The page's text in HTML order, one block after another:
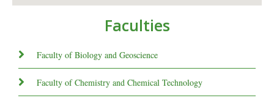
Faculties
Faculty of Biology and Geoscience
Faculty of Chemistry and Chemical Technology